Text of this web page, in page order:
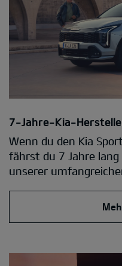
7-Jahre-Kia-
Wenn du den Kia
fährst du 7 Jahre
unserer